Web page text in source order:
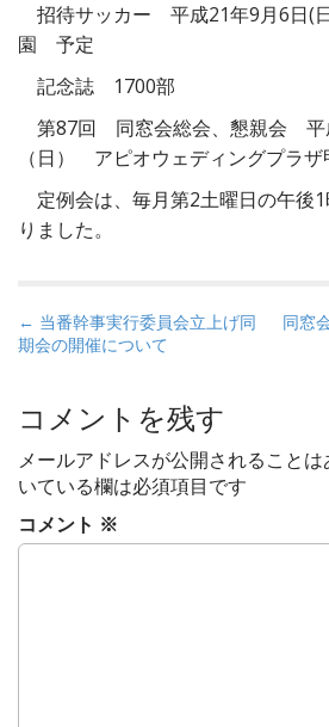
招待サッカー 平成21年9月6日(
園 予定
記念誌 1700部
第87回 同窓会総会、懇親会 平
（日） アピオウェディングプラザ
定例会は、毎月第2土曜日の午後1
りました。
P
o
t
n
a
v
i
← 当番幹事実行委員会立上げ同
期会の開催について
同窓
コメントを残す
メールアドレスが公開されることは
いている欄は必須項目です
コメント ※